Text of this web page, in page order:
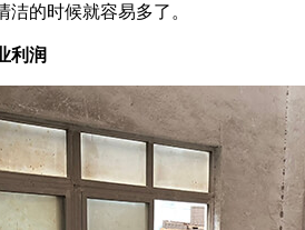
的时候就容易多了。
利润